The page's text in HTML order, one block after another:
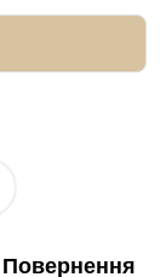
Повернення